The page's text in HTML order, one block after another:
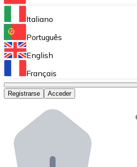
Bitnovo Ramp
Integra nuestra solución en tu
Bitnovo Giftcards
Bitnovo OTC
Bitnovo ATM
Integra un ATM Bitnovo en tu
Bitnovo API
Italiano
Português
English
Français
Registrarse Acceder